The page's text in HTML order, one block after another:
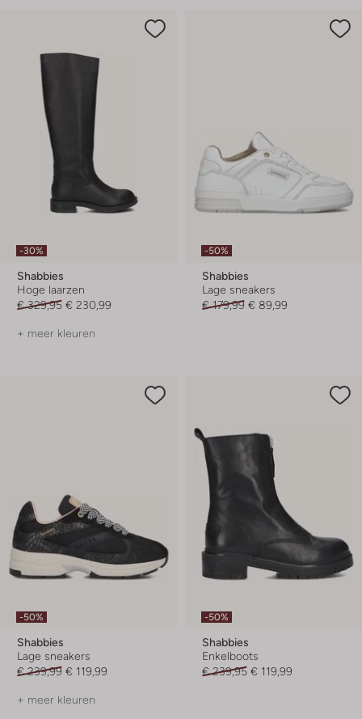
-30%
Shabbies
Hoge laarzen
€ 329,95 € 230,99
+ meer kleuren
-50%
Shabbies
Lage sneakers
€ 179,99 € 89,99
-50%
Shabbies
Lage sneakers
€ 239,99 € 119,99
+ meer kleuren
-50%
Shabbies
Enkelboots
€ 239,95 € 119,99